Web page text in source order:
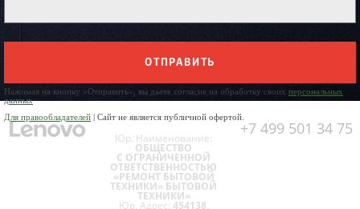
ОТПРАВИТЬ
Нажимая на кнопку «Отправить», вы даете согласие на обработку своих персональных
данных
Для правообладателей | Сайт не является публичной офертой.
+7 499 501 34 75
Юр. Наименование:
ОБЩЕСТВО
С ОГРАНИЧЕННОЙ
ОТВЕТСТВЕННОСТЬЮ
«РЕМОНТ БЫТОВОЙ
ТЕХНИКИ» БЫТОВОЙ
ТЕХНИКИ»
Юр. Адрес: 454138,